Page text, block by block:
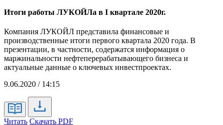
Итоги работы ЛУКОЙЛа в I квартале 2020г.
Компания ЛУКОЙЛ представила финансовые и
производственные итоги первого квартала 2020 года. В
презентации, в частности, содержатся информация о
маржинальности нефтеперерабатывающего бизнеса и
актуальные данные о ключевых инвестпроектах.
9.06.2020 / 14:15
Читать Скачать PDF